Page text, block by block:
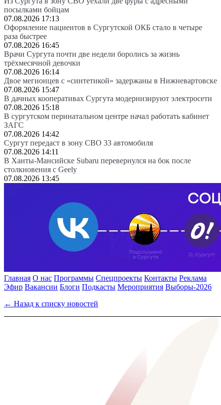
посылками бойцам
07.08.2026 17:13
Оформление пациентов в Сургутской ОКБ стало в четыре
раза быстрее
07.08.2026 16:45
Врачи Сургута почти две недели боролись за жизнь
трёхмесячной девочки
07.08.2026 16:14
Двое мегионцев с «синтетикой» задержаны в Нижневартовске
07.08.2026 15:47
В дачных кооперативах Сургута модернизируют электросети
07.08.2026 15:18
В сургутском перинатальном центре начал работать кабинет
ЗАГС
07.08.2026 14:42
Сургут передаст в зону СВО 33 автомобиля
07.08.2026 14:11
В Ханты-Мансийске Subaru перевернулся на бок после
столкновения с Geely
07.08.2026 13:45
Главная О нас Программы Спецпроекты Контакты Реклама
Эфир Вакансии Блоги Подкасты Мероприятия Выборы-2026
← Назад к списку новостей